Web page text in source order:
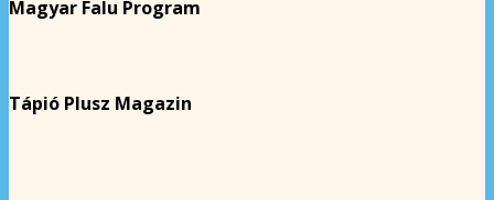
Magyar Falu Program
Tápió Plusz Magazin